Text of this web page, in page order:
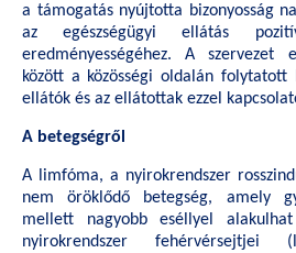
a támogatás nyújtotta bizonyosság
az egészségügyi ellátás
eredményességéhez. A szervezet
között a közösségi oldalán folytatott
ellátók és az ellátottak ezzel
A betegségről
A limfóma, a nyirokrendszer
nem öröklődő betegség, amely
mellett nagyobb eséllyel
nyirokrendszer fehérvérsejtjei